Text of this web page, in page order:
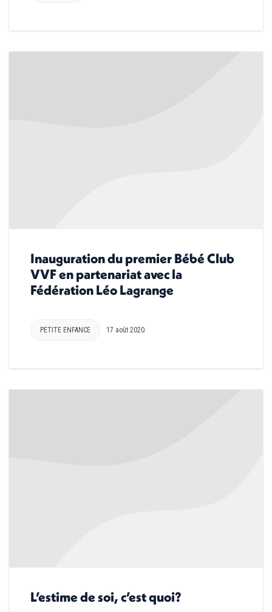
Inauguration du premier Bébé Club
VVF en partenariat avec la
Fédération Léo Lagrange
PETITE ENFANCE 17 août 2020
L’estime de soi, c’est quoi?